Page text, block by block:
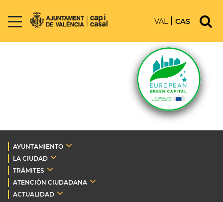
VAL CAS
AYUNTAMIENTO
LA CIUDAD
TRÁMITES
ATENCIÓN CIUDADANA
ACTUALIDAD